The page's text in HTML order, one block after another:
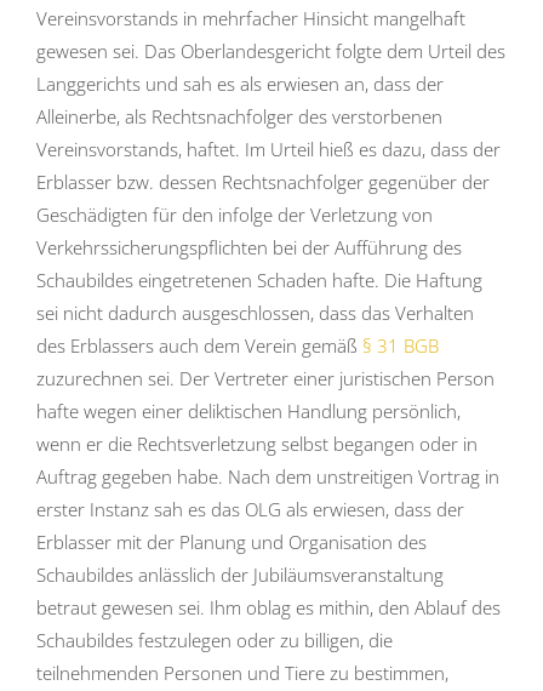
Vereinsvorstands in mehrfacher Hinsicht mangelhaft
gewesen sei. Das Oberlandesgericht folgte dem Urteil des
Langgerichts und sah es als erwiesen an, dass der
Alleinerbe, als Rechtsnachfolger des verstorbenen
Vereinsvorstands, haftet. Im Urteil hieß es dazu, dass der
Erblasser bzw. dessen Rechtsnachfolger gegenüber der
Geschädigten für den infolge der Verletzung von
Verkehrssicherungspflichten bei der Aufführung des
Schaubildes eingetretenen Schaden hafte. Die Haftung
sei nicht dadurch ausgeschlossen, dass das Verhalten
des Erblassers auch dem Verein gemäß § 31 BGB
zuzurechnen sei. Der Vertreter einer juristischen Person
hafte wegen einer deliktischen Handlung persönlich,
wenn er die Rechtsverletzung selbst begangen oder in
Auftrag gegeben habe. Nach dem unstreitigen Vortrag in
erster Instanz sah es das OLG als erwiesen, dass der
Erblasser mit der Planung und Organisation des
Schaubildes anlässlich der Jubiläumsveranstaltung
betraut gewesen sei. Ihm oblag es mithin, den Ablauf des
Schaubildes festzulegen oder zu billigen, die
teilnehmenden Personen und Tiere zu bestimmen,